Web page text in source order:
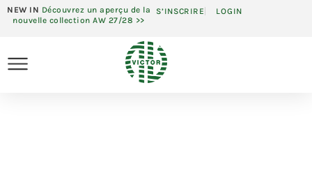
NEW IN Découvrez un aperçu de la
nouvelle collection AW 27/28 >>
S’INSCRIRE LOGIN